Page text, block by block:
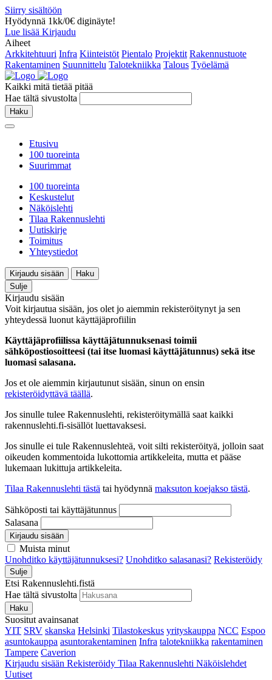
Siirry sisältöön
Hyödynnä 1kk/0€ diginäyte!
Lue lisää Kirjaudu
Aiheet
Arkkitehtuuri Infra Kiinteistöt Pientalo Projektit Rakennustuote
Rakentaminen Suunnittelu Talotekniikka Talous Työelämä
Kaikki mitä tietää pitää
Hae tältä sivustolta
Haku
Etusivu
100 tuoreinta
Suurimmat
100 tuoreinta
Keskustelut
Näköislehti
Tilaa Rakennuslehti
Uutiskirje
Toimitus
Yhteystiedot
Kirjaudu sisään
Haku
Sulje
Kirjaudu sisään
Voit kirjautua sisään, jos olet jo aiemmin rekisteröitynyt ja sen
yhteydessä luonut käyttäjäprofiilin
Käyttäjäprofiilissa käyttäjätunnuksenasi toimii
sähköpostiosoitteesi (tai itse luomasi käyttäjätunnus) sekä itse
luomasi salasana.
Jos et ole aiemmin kirjautunut sisään, sinun on ensin
rekisteröidyttävä täällä.
Jos sinulle tulee Rakennuslehti, rekisteröitymällä saat kaikki
rakennuslehti.fi-sisällöt luettavaksesi.
Jos sinulle ei tule Rakennuslehteä, voit silti rekisteröityä, jolloin saat
oikeuden kommentoida lukottomia artikkeleita, mutta et pääse
lukemaan lukittuja artikkeleita.
Tilaa Rakennuslehti tästä tai hyödynnä maksuton koejakso tästä.
Sähköposti tai käyttäjätunnus
Salasana
Kirjaudu sisään
Muista minut
Unohditko käyttäjätunnuksesi? Unohditko salasanasi? Rekisteröidy
Sulje
Etsi Rakennuslehti.fistä
Hae tältä sivustolta
Haku
Suositut avainsanat
YIT SRV skanska Helsinki Tilastokeskus yrityskauppa NCC Espoo
asuntokauppa asuntorakentaminen Infra talotekniikka rakentaminen
Tampere Caverion
Kirjaudu sisään Rekisteröidy Tilaa Rakennuslehti Näköislehdet
Uutiset